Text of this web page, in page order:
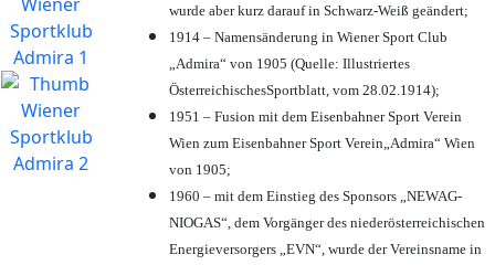
wurde aber kurz darauf in Schwarz-Weiß geändert;
1914 – Namensänderung in Wiener Sport Club
„Admira“ von 1905 (Quelle: Illustriertes
ÖsterreichischesSportblatt, vom 28.02.1914);
1951 – Fusion mit dem Eisenbahner Sport Verein
Wien zum Eisenbahner Sport Verein„Admira“ Wien
von 1905;
1960 – mit dem Einstieg des Sponsors „NEWAG-
NIOGAS“, dem Vorgänger des niederösterreichischen
Energieversorgers „EVN“, wurde der Vereinsname in